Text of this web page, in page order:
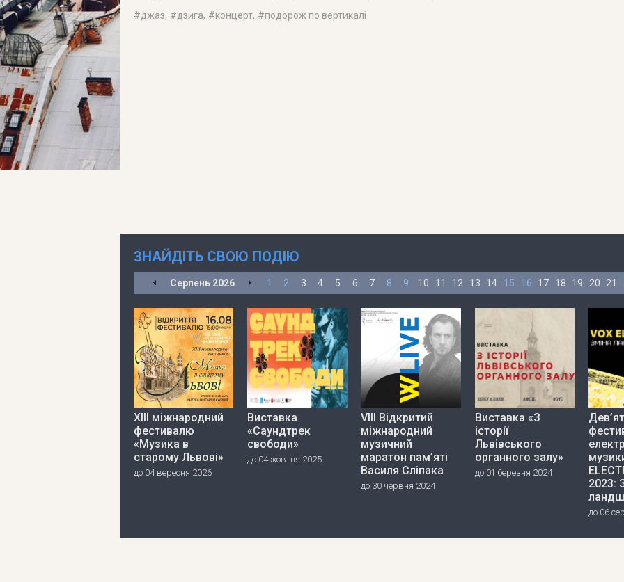
#джаз, #дзига, #концерт, #подорож по вертикалі
ЗНАЙДІТЬ СВОЮ ПОДІЮ
Серпень 2026 1 2 3 4 5 6 7 8 9 10 11 12 13 14 15 16 17 18 19 20 21
ХІІІ міжнародний
фестивалю
«Музика в
старому Львові»
до 04 вересня 2026
Виставка
«Саундтрек
свободи»
до 04 жовтня 2025
VIII Відкритий
міжнародний
музичний
маратон пам’яті
Василя Сліпака
до 30 червня 2024
Виставка «З
історії
Львівського
органного залу»
до 01 березня 2024
2023:
до 06